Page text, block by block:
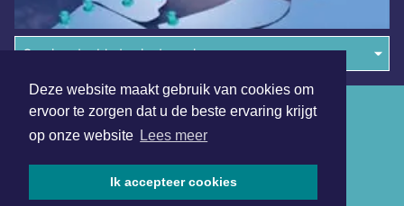
Deze website maakt gebruik van cookies om
ervoor te zorgen dat u de beste ervaring krijgt
op onze website Lees meer
Ik accepteer cookies
Overige dagbladen in de regio
Algemene voorwaarden
Disclaimer